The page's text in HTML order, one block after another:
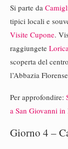
Si parte da
tipici locali e
Visite Cupone.
raggiungete
scoperta del
l’Abbazia
Per approfondire:
a San Giovanni in
Giorno 4 –